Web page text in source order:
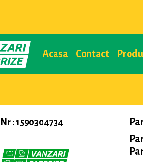
Acasa Contact
Nr : 1590304734